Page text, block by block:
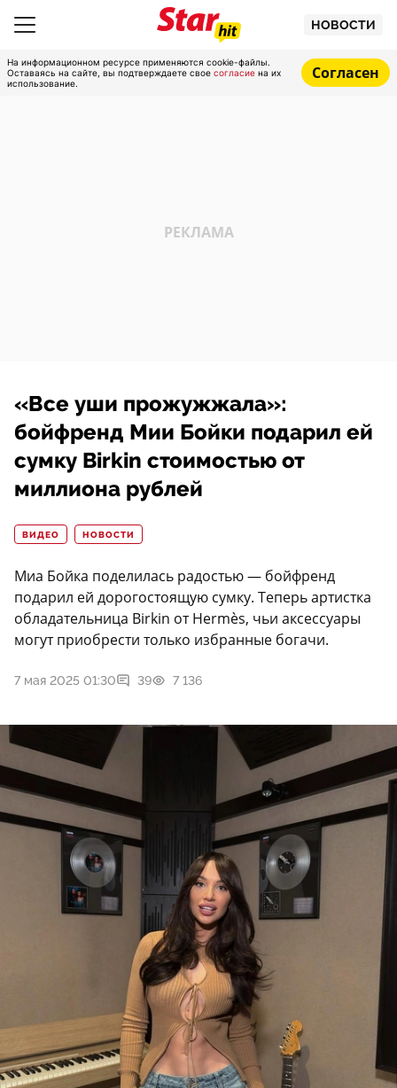
НОВОСТИ
На информационном ресурсе применяются cookie-файлы.
Оставаясь на сайте, вы подтверждаете свое согласие на их
использование.
Согласен
«Все уши прожужжала»:
бойфренд Мии Бойки подарил ей
сумку Birkin стоимостью от
миллиона рублей
ВИДЕО НОВОСТИ
Миа Бойка поделилась радостью — бойфренд
подарил ей дорогостоящую сумку. Теперь артистка
обладательница Birkin от Hermès, чьи аксессуары
могут приобрести только избранные богачи.
7 мая 2025 01:30 39 7 136